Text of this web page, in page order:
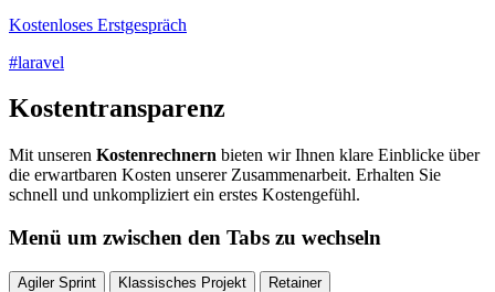
Kostenloses Erstgespräch
#laravel
Kostentransparenz
Mit unseren Kostenrechnern bieten wir Ihnen klare Einblicke über
die erwartbaren Kosten unserer Zusammenarbeit. Erhalten Sie
schnell und unkompliziert ein erstes Kostengefühl.
Menü um zwischen den Tabs zu wechseln
Agiler Sprint Klassisches Projekt Retainer